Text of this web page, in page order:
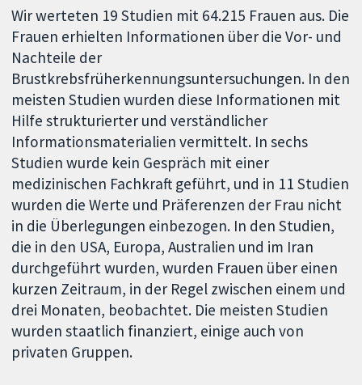
Wir werteten 19 Studien mit 64.215 Frauen aus. Die
Frauen erhielten Informationen über die Vor- und
Nachteile der
Brustkrebsfrüherkennungsuntersuchungen. In den
meisten Studien wurden diese Informationen mit
Hilfe strukturierter und verständlicher
Informationsmaterialien vermittelt. In sechs
Studien wurde kein Gespräch mit einer
medizinischen Fachkraft geführt, und in 11 Studien
wurden die Werte und Präferenzen der Frau nicht
in die Überlegungen einbezogen. In den Studien,
die in den USA, Europa, Australien und im Iran
durchgeführt wurden, wurden Frauen über einen
kurzen Zeitraum, in der Regel zwischen einem und
drei Monaten, beobachtet. Die meisten Studien
wurden staatlich finanziert, einige auch von
privaten Gruppen.